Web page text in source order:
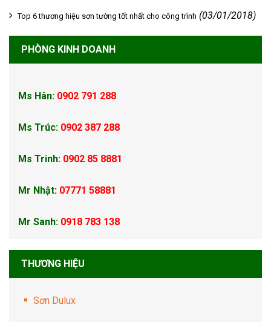
Top 6 thương hiệu sơn tường tốt nhất cho công trình (03/01/2018)
PHÒNG KINH DOANH
Ms Hân: 0902 791 288
Ms Trúc: 0902 387 288
Ms Trinh: 0902 85 8881
Mr Nhật: 07771 58881
Mr Sanh: 0918 783 138
THƯƠNG HIỆU
Sơn Dulux